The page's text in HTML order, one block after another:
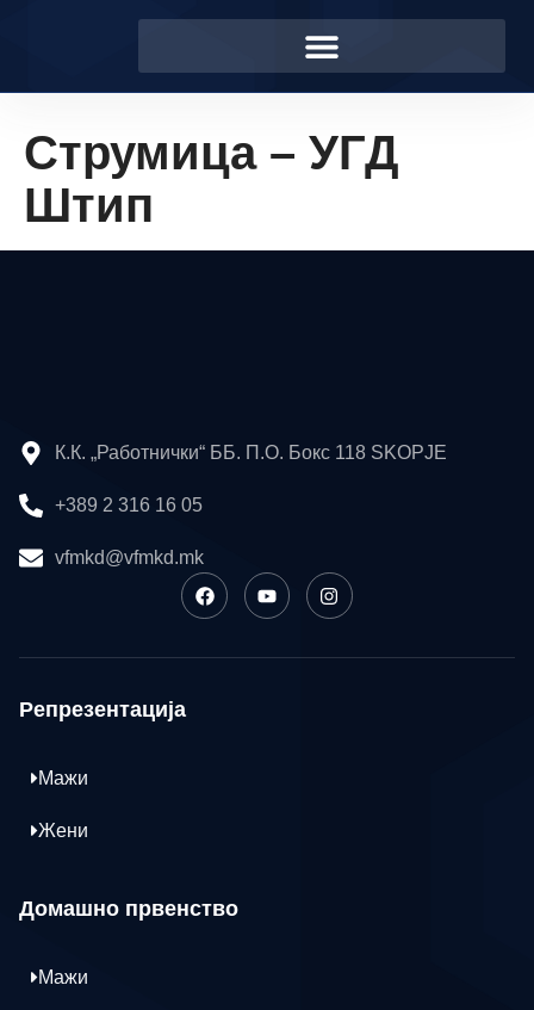
Струмица – УГД
Штип
К.К. „Работнички“ ББ. П.О. Бокс 118 SKOPJE
+389 2 316 16 05
vfmkd@vfmkd.mk
Репрезентација
Мажи
Жени
Домашно првенство
Мажи